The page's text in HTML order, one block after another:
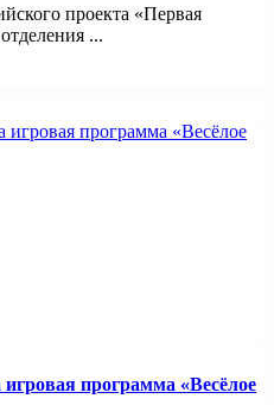
проекта «Первая
...
программа «Весёлое